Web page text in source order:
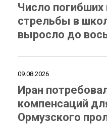
Число погибших
стрельбы в
выросло до
09.08.2026
Иран
компенсаций
Ормузского